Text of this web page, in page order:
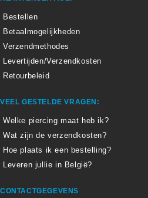
Bestellen
Betaalmogelijkheden
Verzendmethodes
Levertijden/Verzendkosten
Retourbeleid
VEEL GESTELDE VRAGEN:
Welke piercing maat heb ik?
Wat zijn de verzendkosten?
Hoe plaats ik een bestelling?
Leveren jullie in België?
CONTACTGEGEVENS